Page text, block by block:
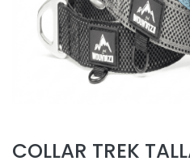
COLLAR TREK